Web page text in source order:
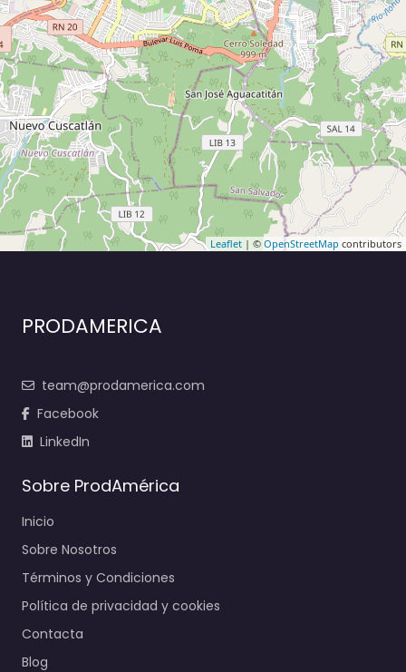
Leaflet | © OpenStreetMap contributors
PRODAMERICA
team@prodamerica.com
Facebook
LinkedIn
Sobre ProdAmérica
Inicio
Sobre Nosotros
Términos y Condiciones
Política de privacidad y cookies
Contacta
Blog